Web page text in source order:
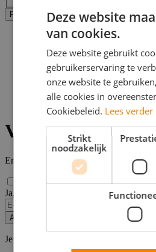
Filters Toepassen Alle filters wissen
Home
Bijbaan
Genemuiden
Chemische vacatures
Vacatures chemie
Er zijn chemie vacatures in de buurt
Ja, email mij de nieuwste vacatures van
Alert opslaan
Je kunt vacature-alerts op elk moment
Deze website
van cookies.
Deze website gebruikt
gebruikerservaring te
onze website te
alle cookies in
Cookiebeleid. Lees verder
Strikt
noodzakelijk